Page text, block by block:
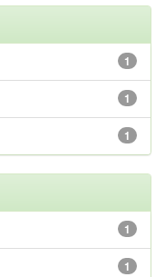
1
1
1
1
1